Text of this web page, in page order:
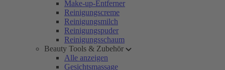
Make-up-Entferner
Reinigungscreme
Reinigungsmilch
Reinigungspuder
Reinigungsschaum
Beauty Tools & Zubehör
Alle anzeigen
Gesichtsmassage